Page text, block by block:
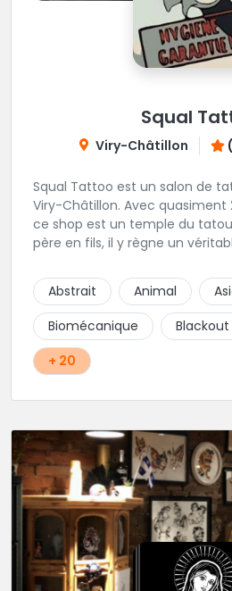
Squal
Viry-Châtillon
Squal Tattoo est un salon de
Viry-Châtillon. Avec quasiment
ce shop est un temple du
père en fils, il y règne un
réalisés par les tatoueurs du
Squal Tattoo est un véritable
!!
Abstrait Animal
Biomécanique
Blackout
+ 20